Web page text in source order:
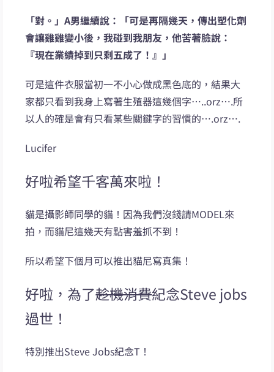
「對。」A男繼續說：「可是再隔幾天，傳出塑化劑
會讓雞雞變小後，我碰到我朋友，他苦著臉說：
『現在業績掉到只剩五成了！』」
可是這件衣服當初一不小心做成黑色底的，結果大
家都只看到我身上寫著生殖器這幾個字…..orz….所
以人的確是會有只看某些關鍵字的習慣的….orz….
Lucifer
好啦希望千客萬來啦！
貓是攝影師同學的貓！因為我們沒錢請MODEL來
拍，而貓尼這幾天有點害羞抓不到！
所以希望下個月可以推出貓尼寫真集！
好啦，為了趁機消費紀念Steve jobs
過世！
特別推出Steve Jobs紀念T！